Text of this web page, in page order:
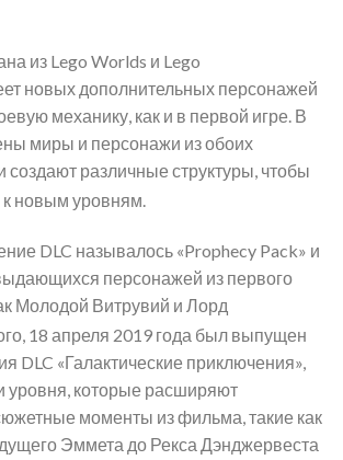
из Lego Worlds и Lego
новых дополнительных персонажей
механику, как и в первой игре. В
миры и персонажи из обоих
различные структуры, чтобы
к новым уровням.
DLC называлось «Prophecy Pack» и
персонажей из первого
Молодой Витрувий и Лорд
18 апреля 2019 года был выпущен
DLC «Галактические приключения»,
уровня, которые расширяют
моменты из фильма, такие как
Эммета до Рекса Дэнджервеста